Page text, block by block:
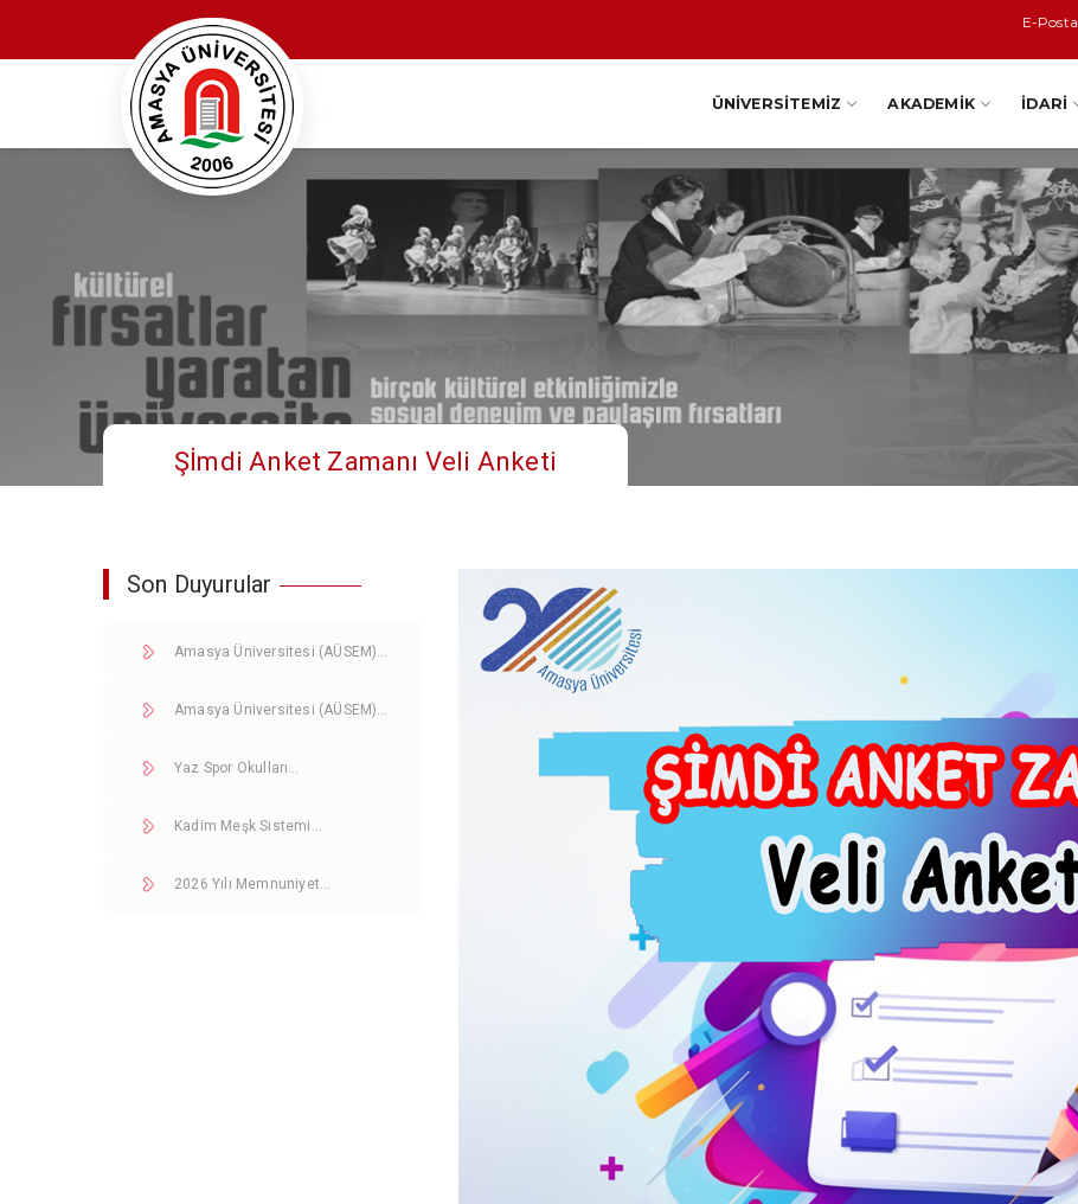
E-Posta
ÜNIVERSITEMIZ AKADEMIK İDARI
Şİmdi Anket Zamanı Veli Anketi
Son Duyurular
Amasya Üniversitesi (AÜSEM)…
Amasya Üniversitesi (AÜSEM)…
Yaz Spor Okulları…
Kadim Meşk Sistemi…
2026 Yılı Memnuniyet…